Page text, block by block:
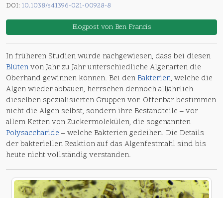
DOI: 10.1038/s41396-021-00928-8
Blogpost von Ben Francis
In früheren Studien wurde nachgewiesen, dass bei diesen
Blütenvon Jahr zu Jahr unterschiedliche Algenarten die
Oberhand gewinnen können. Bei den Bakterien, welche die
Algen wieder abbauen, herrschen dennoch alljährlich
dieselben spezialisierten Gruppen vor. Offenbar bestimmen
nicht die Algen selbst, sondern ihre Bestandteile – vor
allem Ketten von Zuckermolekülen, die sogenannten
Polysaccharide – welche Bakterien gedeihen. Die Details
der bakteriellen Reaktion auf das Algenfestmahl sind bis
heute nicht vollständig verstanden.